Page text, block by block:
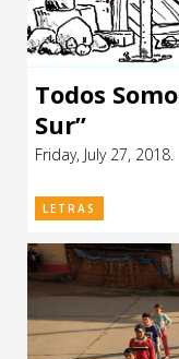
Todos
Sur”
Friday, July 27, 2018.
LETRAS